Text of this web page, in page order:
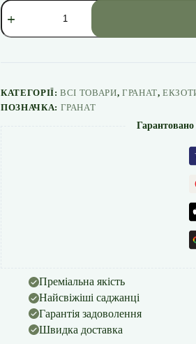
Гранат
«Гюлейша
червона»
кількість
КАТЕГОРІЇ:ВСІ ТОВАРИ, ГРАНАТ,
ПОЗНАЧКА: ГРАНАТ
Гарантовано
Преміальна якість
Найсвіжіші саджанці
Гарантія задоволення
Швидка доставка